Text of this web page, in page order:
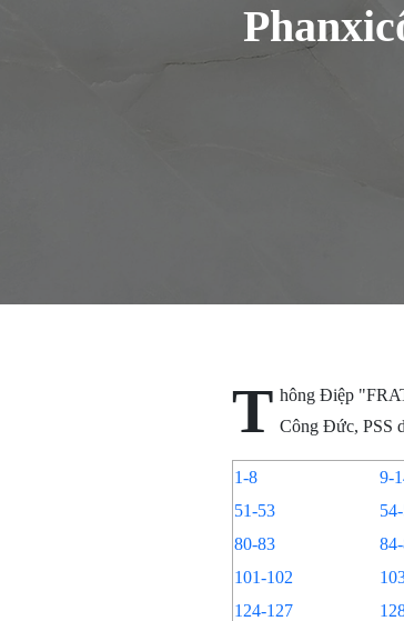
T hông Điệp
Công Đức, PSS
1-8 9-
51-53
80-83
101-102
124-127